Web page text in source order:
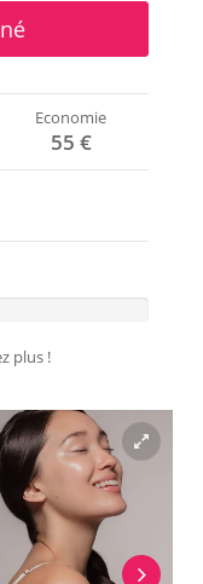
Economie
55 €
plus !